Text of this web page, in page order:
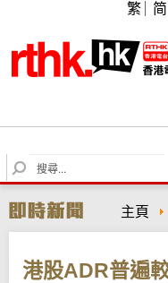
繁 简
S
e
r
c
主頁
港股ADR普遍